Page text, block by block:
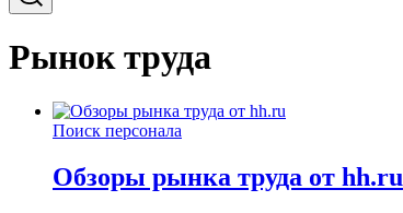
Рынок труда
Поиск персонала
Обзоры рынка труда от hh.ru